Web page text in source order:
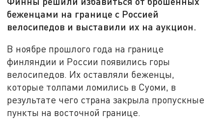
беженцами на границе с Россией
велосипедов и выставили их на аукцион.
В ноябре прошлого года на границе
финляндии и России появились горы
велосипедов. Их оставляли беженцы,
которые толпами ломились в Суоми, в
результате чего страна закрыла пропускные
пункты на восточной границе.